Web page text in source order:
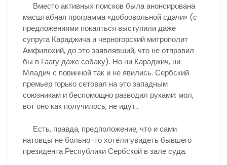
Вместо активных поисков была анонсирована
масштабная программа «добровольной сдачи» (с
предложениями покаяться выступили даже
супруга Караджича и черногорский митрополит
Амфилохий, до это заявлявший, что не отправил
бы в Гаагу даже собаку). Но ни Караджич, ни
Младич с повинной так и не явились. Сербский
премьер горько сетовал на это западным
союзникам и беспомощно разводил руками: мол,
вот оно как получилось, не идут…
Есть, правда, предположение, что и сами
натовцы не больно-то хотели увидеть бывшего
президента Республики Сербской в зале суда.